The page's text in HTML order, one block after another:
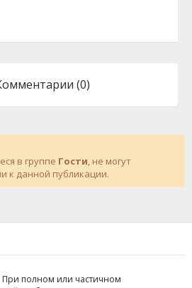
(0)
в группе Гости, не могут
к данной публикации.
При полном или частичном